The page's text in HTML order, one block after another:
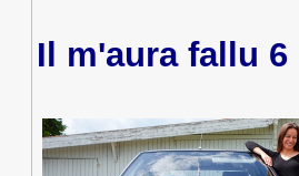
Il m'aura fallu